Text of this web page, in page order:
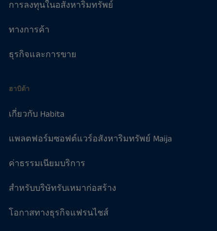
การลงทุนในอสังหาริมทรัพย์
ทางการค้า
ธุรกิจและการขาย
ฮาบิต้า
เกี่ยวกับ Habita
แพลตฟอร์มซอฟต์แวร์อสังหาริมทรัพย์ Maija
ค่าธรรมเนียมบริการ
สำหรับบริษัทรับเหมาก่อสร้าง
โอกาสทางธุรกิจแฟรนไชส์